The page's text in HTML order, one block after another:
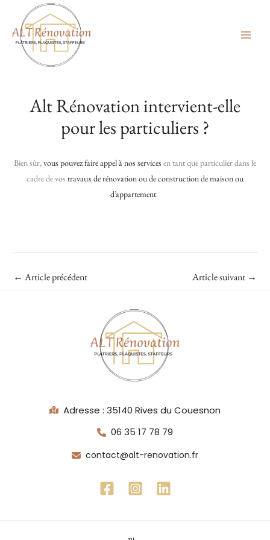
contenu
Alt Rénovation intervient-elle
pour les particuliers ?
Bien sûr,vous pouvez faire appel à nos services en tant que particulier dans le
cadre de vos travaux de rénovation ou de construction de maison ou
d’appartement.
← Article précédent Article suivant →
Adresse : 35140 Rives du Couesnon
06 35 17 78 79
contact@alt-renovation.fr